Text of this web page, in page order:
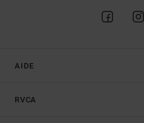
AIDE
RVCA